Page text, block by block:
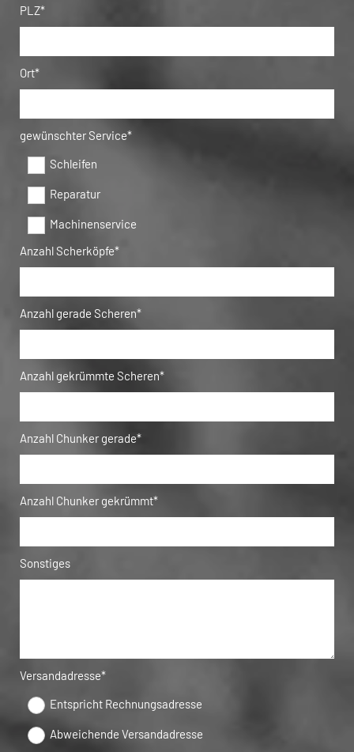
PLZ*
Ort*
gewünschter Service*
Schleifen
Reparatur
Machinenservice
Anzahl Scherköpfe*
Anzahl gerade Scheren*
Anzahl gekrümmte Scheren*
Anzahl Chunker gerade*
Anzahl Chunker gekrümmt*
Sonstiges
Versandadresse*
Entspricht Rechnungsadresse
Abweichende Versandadresse